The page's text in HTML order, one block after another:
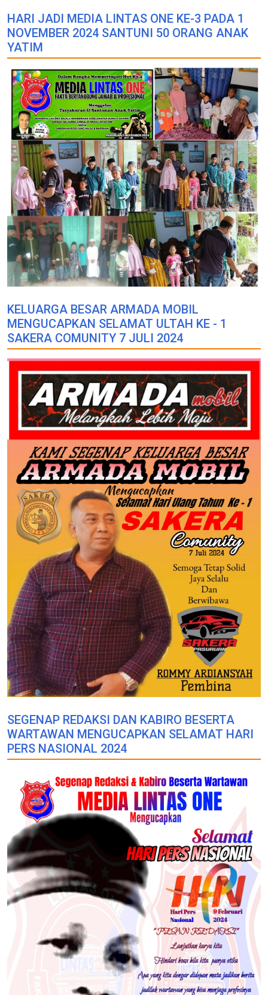
HARI JADI MEDIA LINTAS ONE KE-3 PADA 1
NOVEMBER 2024 SANTUNI 50 ORANG ANAK
YATIM
KELUARGA BESAR ARMADA MOBIL
MENGUCAPKAN SELAMAT ULTAH KE - 1
SAKERA COMUNITY 7 JULI 2024
SEGENAP REDAKSI DAN KABIRO BESERTA
WARTAWAN MENGUCAPKAN SELAMAT HARI
PERS NASIONAL 2024